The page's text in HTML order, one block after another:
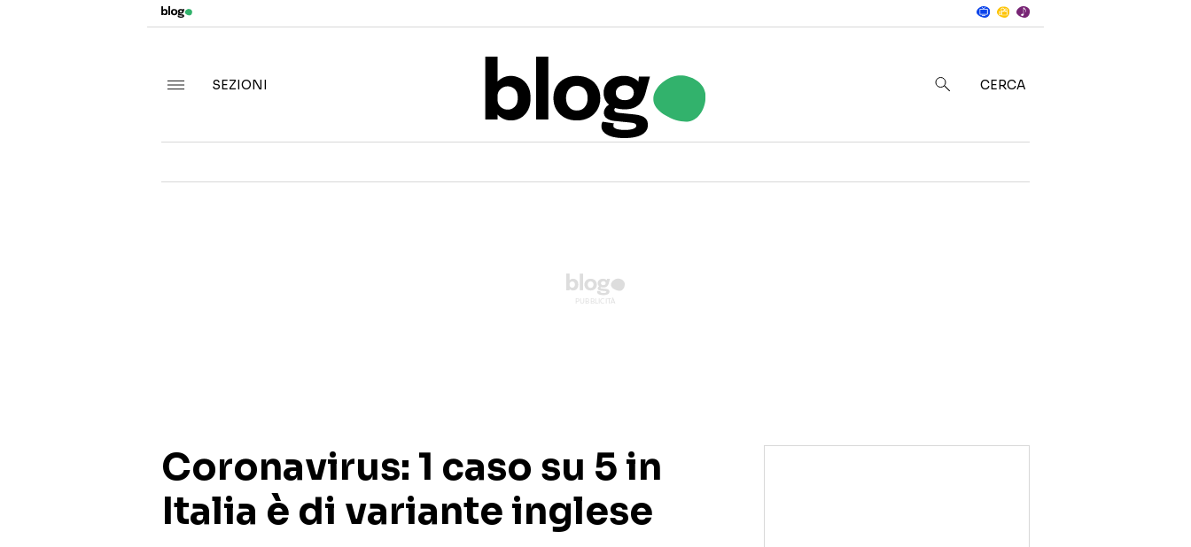
SEZIONI
CERCA
Coronavirus: 1 caso su 5 in
Italia è di variante inglese